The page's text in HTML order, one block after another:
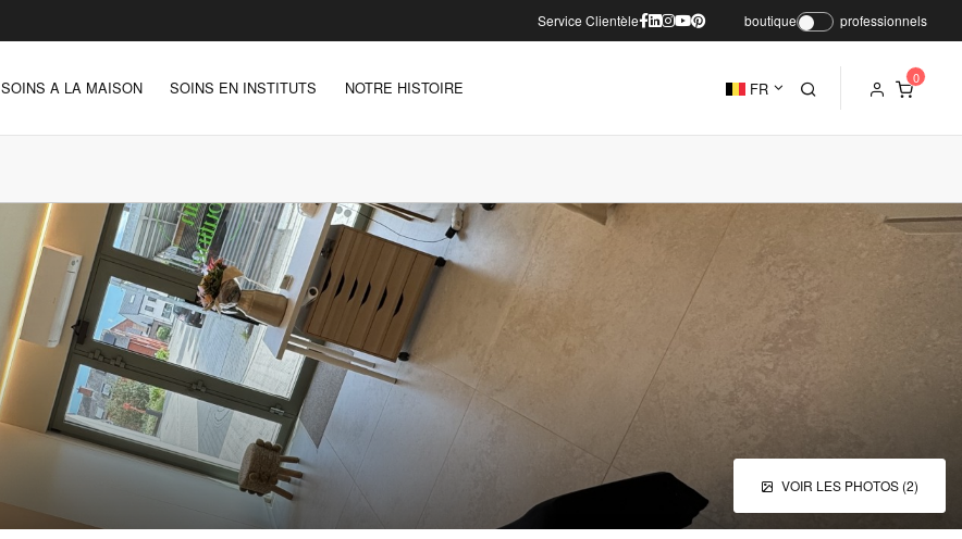
Service Clientèle boutique professionnels
SOINS A LA MAISON SOINS EN INSTITUTS NOTRE HISTOIRE FR
VOIR LES PHOTOS (2)